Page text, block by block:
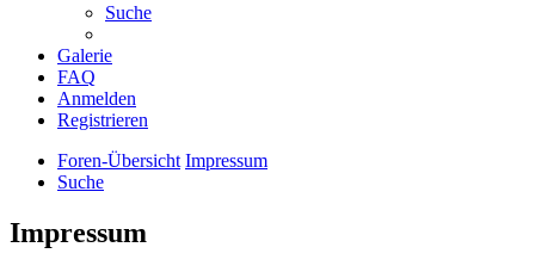
Suche
Galerie
FAQ
Anmelden
Registrieren
Foren-Übersicht Impressum
Suche
Impressum